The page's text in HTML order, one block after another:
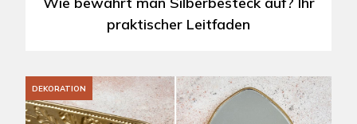
praktischer Leitfaden
DEKORATION